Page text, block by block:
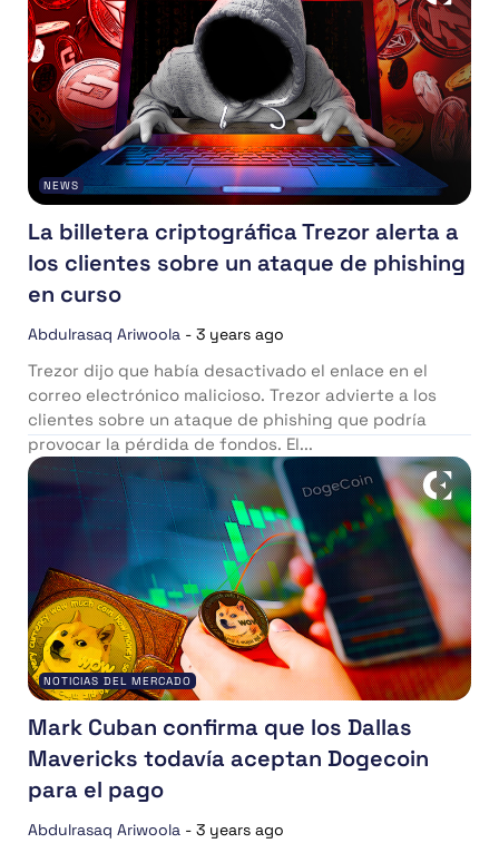
NEWS
La billetera criptográfica Trezor alerta a
los clientes sobre un ataque de phishing
en curso
Abdulrasaq Ariwoola - 3 years ago
Trezor dijo que había desactivado el enlace en el
correo electrónico malicioso. Trezor advierte a los
clientes sobre un ataque de phishing que podría
provocar la pérdida de fondos. El...
NOTICIAS DEL MERCADO
Mark Cuban confirma que los Dallas
Mavericks todavía aceptan Dogecoin
para el pago
Abdulrasaq Ariwoola - 3 years ago